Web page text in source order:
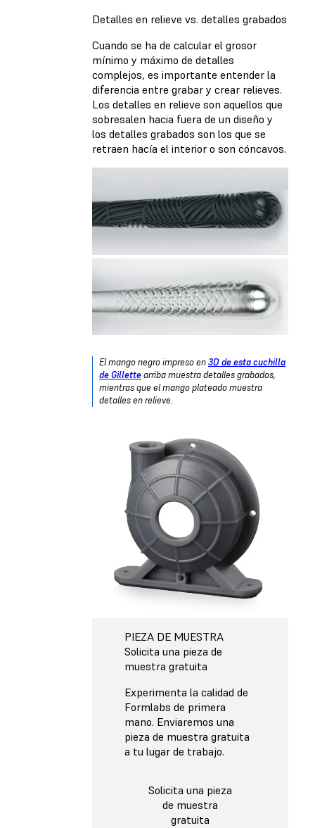
Detalles en relieve vs. detalles grabados
Cuando se ha de calcular el grosor
mínimo y máximo de detalles
complejos, es importante entender la
diferencia entre grabar y crear relieves.
Los detalles en relieve son aquellos que
sobresalen hacia fuera de un diseño y
los detalles grabados son los que se
retraen hacía el interior o son cóncavos.
El mango negro impreso en3D de esta cuchilla
de Gillettearriba muestra detalles grabados,
mientras que el mango plateado muestra
detalles en relieve.
PIEZA DE MUESTRA
Solicita una pieza de
muestra gratuita
Experimenta la calidad de
Formlabs de primera
mano. Enviaremos una
pieza de muestra gratuita
a tu lugar de trabajo.
Solicita una pieza
de muestra
gratuita